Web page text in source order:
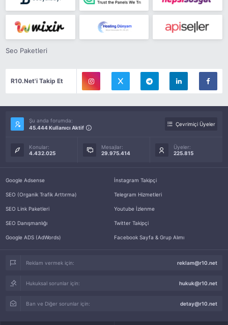
Seo Paketleri
R10.Net'i Takip Et
Şu anda forumda:
45.444 Kullanıcı Aktif
Çevrimiçi Üyeler
Konular:
4.432.025
Mesajlar:
29.975.414
Üyeler:
225.815
Google Adsense
SEO (Organik Trafik Arttırma)
SEO Link Paketleri
SEO Danışmanlığı
Google ADS (AdWords)
İnstagram Takipçi
Telegram Hizmetleri
Youtube İzlenme
Twitter Takipçi
Facebook Sayfa & Grup Alımı
Reklam vermek için: reklam@r10.net
Hukuksal sorunlar için: hukuk@r10.net
Ban ve Diğer sorunlar için: detay@r10.net